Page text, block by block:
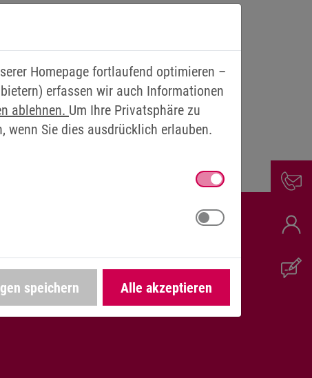
Homepage fortlaufend optimieren –
erfassen wir auch Informationen
ablehnen. Um Ihre Privatsphäre zu
wenn Sie dies ausdrücklich erlauben.
speichern Alle akzeptieren